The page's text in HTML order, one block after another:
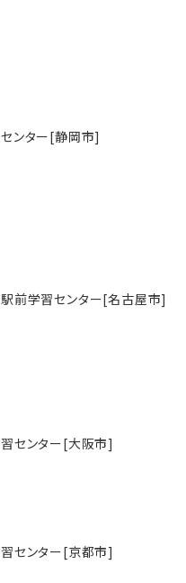
ンター[静岡市]
前学習センター[名古屋市]
センター[大阪市]
センター[京都市]